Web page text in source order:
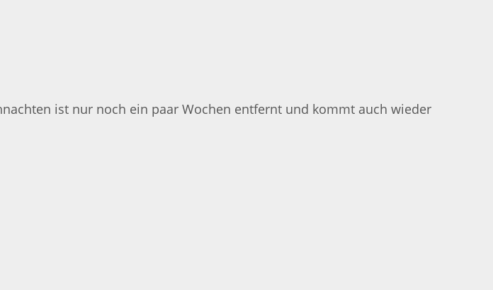
ist nur noch ein paar Wochen entfernt und kommt auch wieder